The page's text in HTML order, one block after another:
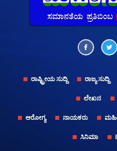
ರಾಷ್ಟ್ರೀಯ ಸುದ್ದಿ ರಾಜ್ಯ ಸುದ್ದಿ
ಲೇಖನ
ಆರೋಗ್ಯ ನಾಯಕರು
ಸಿನಿಮಾ